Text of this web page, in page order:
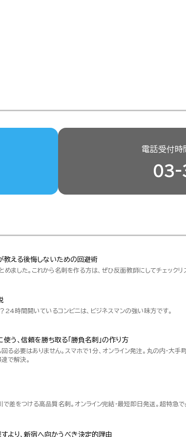
電話受付時
03-
教える後悔しないための回避術
ました。これから名刺を作る方は、ぜひ反面教師にしてチェックリ
時間開いているコンビニは、ビジネスマンの強い味方です。
う、信頼を勝ち取る「勝負名刺」の作り方
る必要はありません。スマホで1分、オンライン発注。丸の内・
で解決。
差をつける高品質名刺。オンライン完結・最短即日発送。超特急
より、新宿へ向かうべき決定的理由